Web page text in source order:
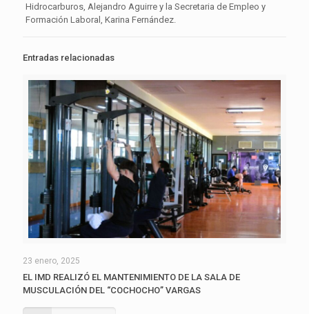
Hidrocarburos, Alejandro Aguirre y la Secretaria de Empleo y
Formación Laboral, Karina Fernández.
Entradas relacionadas
23 enero, 2025
EL IMD REALIZÓ EL MANTENIMIENTO DE LA SALA DE
MUSCULACIÓN DEL “COCHOCHO” VARGAS